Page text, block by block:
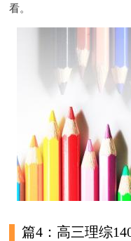
看。
篇4：高三理综